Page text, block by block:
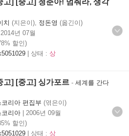
치 (지은이), 정돈영 (옮긴이)
2014년 07월
할인)
| 상태 : 상
고] [중고] 싱가포르 - 세계를 간다
리아 편집부 (엮은이)
코리아 | 2006년 09월
할인)
| 상태 : 상